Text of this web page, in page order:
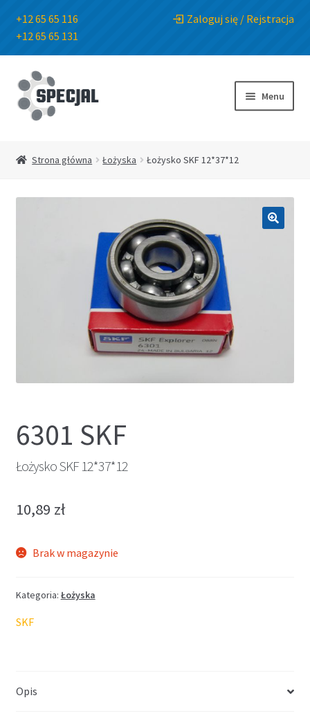
+12 65 65 116
+12 65 65 131
Zaloguj się / Rejstracja
Przejdź
do
nawigacji
Przejdź
do
treści
Menu
Strona główna Łożyska Łożysko SKF 12*37*12
6301 SKF
Łożysko SKF 12*37*12
10,89 zł
Brak w magazynie
Kategoria: Łożyska
SKF
Opis